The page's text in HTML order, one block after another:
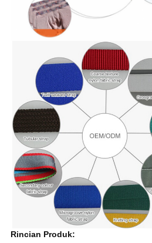
Rincian Produk: